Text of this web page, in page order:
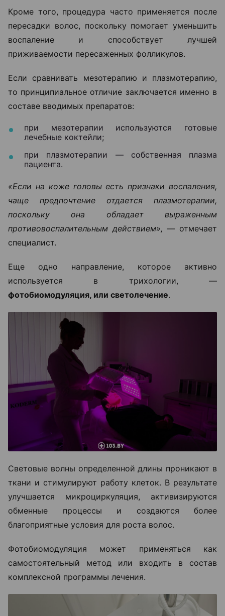
Кроме того, процедура часто применяется после
пересадки волос, поскольку помогает уменьшить
воспаление и способствует лучшей
приживаемости пересаженных фолликулов.
Если сравнивать мезотерапию и плазмотерапию,
то принципиальное отличие заключается именно в
составе вводимых препаратов:
при мезотерапии используются готовые
лечебные коктейли;
при плазмотерапии — собственная плазма
пациента.
«Если на коже головы есть признаки воспаления,
чаще предпочтение отдается плазмотерапии,
поскольку она обладает выраженным
противовоспалительным действием», — отмечает
специалист.
Еще одно направление, которое активно
используется в трихологии, —
фотобиомодуляция, или светолечение.
Световые волны определенной длины проникают в
ткани и стимулируют работу клеток. В результате
улучшается микроциркуляция, активизируются
обменные процессы и создаются более
благоприятные условия для роста волос.
Фотобиомодуляция может применяться как
самостоятельный метод или входить в состав
комплексной программы лечения.